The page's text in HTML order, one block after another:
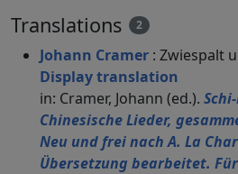
Translations 2
Johann Cramer : Zwiespalt
Display translation
in: Cramer, Johann (ed.).
Chinesische Lieder,
Neu und frei nach A. La
Übersetzung bearbeitet.